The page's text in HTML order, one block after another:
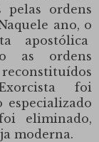
pelas ordens
ano, o
apostólica
as ordens
foi
eliminado,
moderna.